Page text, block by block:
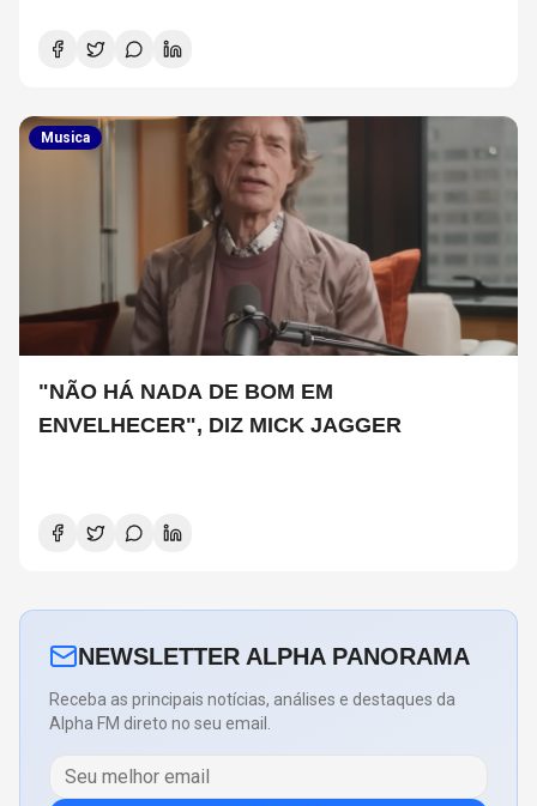
Musica
"NÃO HÁ NADA DE BOM EM
ENVELHECER", DIZ MICK JAGGER
NEWSLETTER ALPHA PANORAMA
Receba as principais notícias, análises e destaques da
Alpha FM direto no seu email.